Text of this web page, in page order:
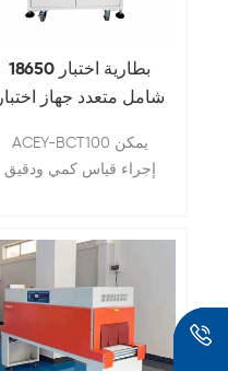
18650 بطارية اختبار
شامل متعدد جهاز اختبار
ACEY-BCT100 يمكن
إجراء قياس كمي ودقيق